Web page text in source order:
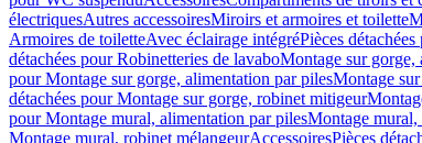
électriquesAutres accessoiresMiroirs et armoires et toilette
Armoires de toiletteAvec éclairage intégréPièces
détachées pour Robinetteries de lavaboMontage sur gorge,
pour Montage sur gorge, alimentation par pilesMontage
détachées pour Montage sur gorge, robinet mitigeur
pour Montage mural, alimentation par pilesMontage mural,
Montage mural, robinet mélangeurAccessoiresPièces